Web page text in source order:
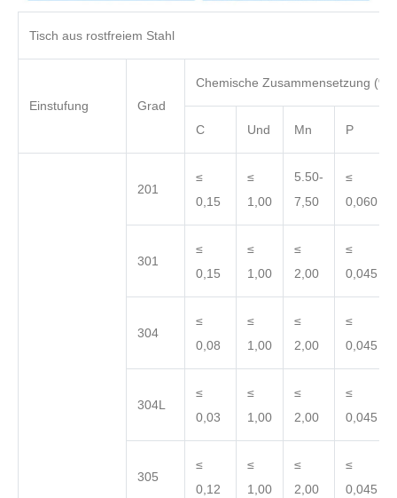
Tisch aus rostfreiem Stahl
Einstufung Grad
Chemische Zusammensetzung (%)
C Und Mn P
201
≤
0,15
≤
1,00
5.50-
7,50
≤
0,060
301
≤
0,15
≤
1,00
≤
2,00
≤
0,045
304
≤
0,08
≤
1,00
≤
2,00
≤
0,045
304L
≤
0,03
≤
1,00
≤
2,00
≤
0,045
305
≤
0,12
≤
1,00
≤
2,00
≤
0,045